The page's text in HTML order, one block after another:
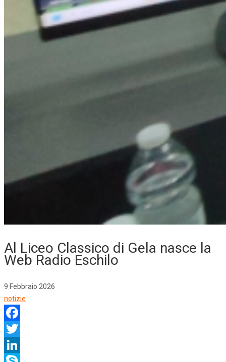
Al Liceo Classico di Gela nasce la
Web Radio Eschilo
9 Febbraio 2026
notizie
Facebook
Twitter